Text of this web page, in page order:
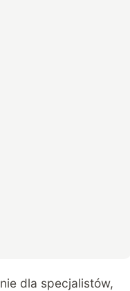
dla specjalistów,